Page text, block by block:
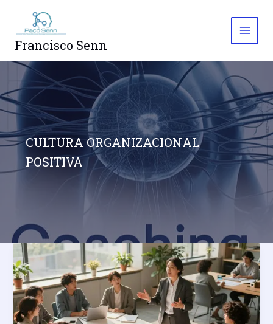
content
Francisco Senn
CULTURA ORGANIZACIONAL
POSITIVA